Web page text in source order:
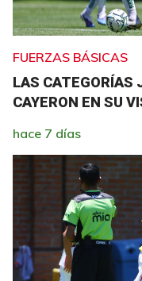
FUERZAS BÁSICAS
LAS CATEGORÍAS
CAYERON EN SU
hace 7 días